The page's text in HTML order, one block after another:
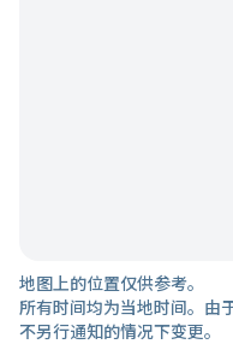
地图上的位置仅供参考。
所有时间均为当地时间。由
不另行通知的情况下变更。